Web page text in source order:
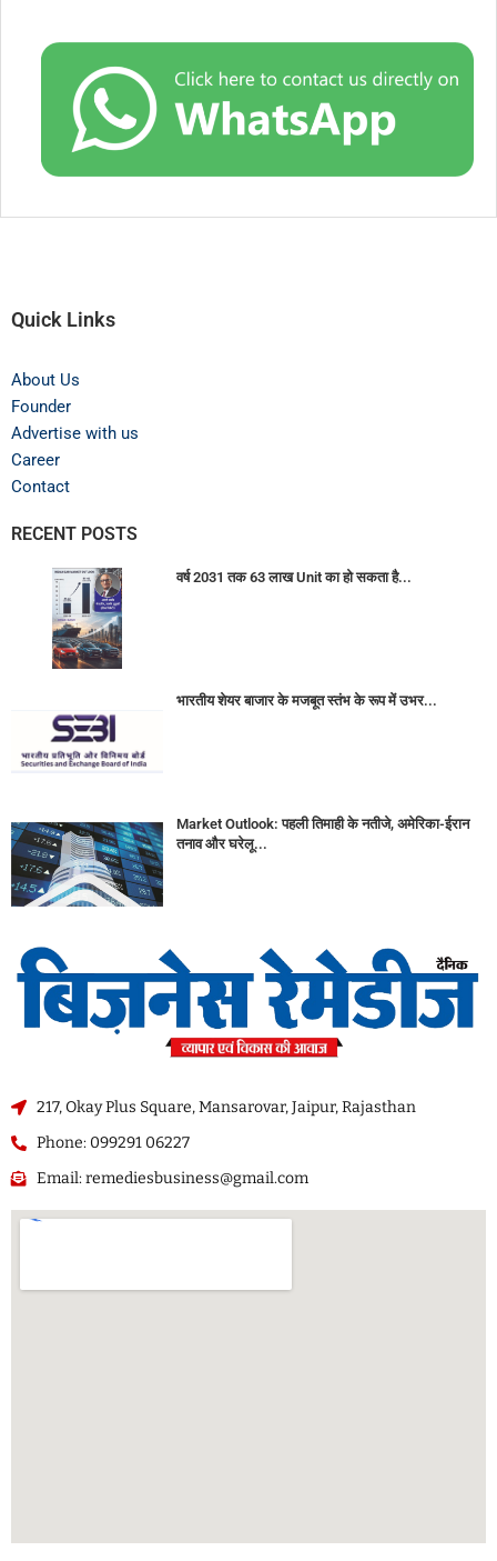
Quick Links
About Us
Founder
Advertise with us
Career
Contact
RECENT POSTS
वर्ष 2031 तक 63 लाख Unit का हो सकता है...
भारतीय शेयर बाजार के मजबूत स्तंभ के रूप में उभर...
Market Outlook: पहली तिमाही के नतीजे, अमेरिका-ईरान
तनाव और घरेलू...
217, Okay Plus Square, Mansarovar, Jaipur, Rajasthan
Phone: 099291 06227
Email: remediesbusiness@gmail.com